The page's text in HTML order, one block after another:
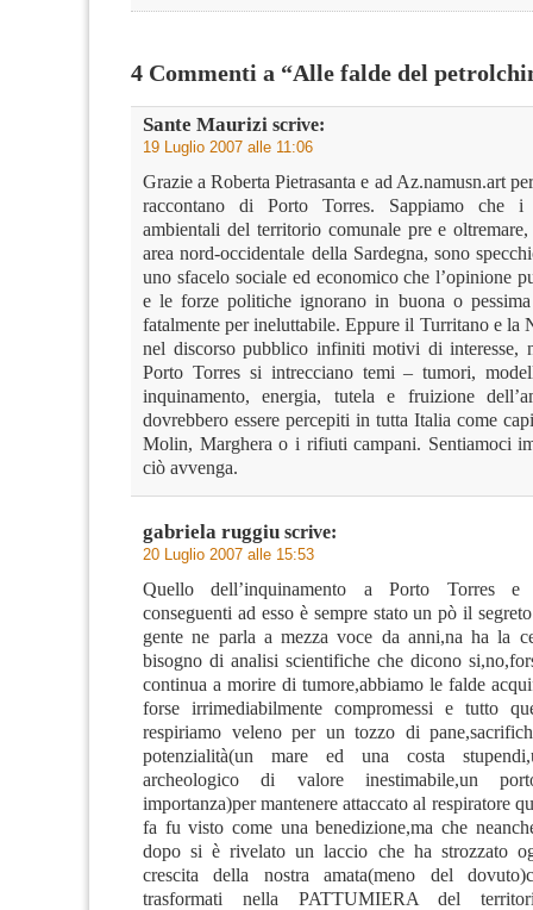
4 Commenti a “Alle falde del
Sante Maurizi scrive:
19 Luglio 2007 alle 11:06
Grazie a Roberta Pietrasanta e ad Az.namusn.art
raccontano di Porto Torres. Sappiamo che i
ambientali del territorio comunale pre e oltremare,
area nord-occidentale della Sardegna, sono
uno sfacelo sociale ed economico che l’opinione
e le forze politiche ignorano in buona o
fatalmente per ineluttabile. Eppure il Turritano e la
nel discorso pubblico infiniti motivi di interesse,
Porto Torres si intrecciano temi – tumori,
inquinamento, energia, tutela e fruizione
dovrebbero essere percepiti in tutta Italia come
Molin, Marghera o i rifiuti campani. Sentiamoci
ciò avvenga.
gabriela ruggiu scrive:
20 Luglio 2007 alle 15:53
Quello dell’inquinamento a Porto Torres e
conseguenti ad esso è sempre stato un pò il
gente ne parla a mezza voce da anni,na ha la
bisogno di analisi scientifiche che dicono
continua a morire di tumore,abbiamo le falde
forse irrimediabilmente compromessi e tutto
respiriamo veleno per un tozzo di
potenzialità(un mare ed una costa
archeologico di valore inestimabile,un
importanza)per mantenere attaccato al respiratore
fa fu visto come una benedizione,ma che
dopo si è rivelato un laccio che ha strozzato
crescita della nostra amata(meno del
trasformati nella PATTUMIERA del